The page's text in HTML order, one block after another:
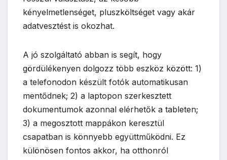
kényelmetlenséget, pluszköltséget vagy akár
adatvesztést is okozhat.
A jó szolgáltató abban is segít, hogy
gördülékenyen dolgozz több eszköz között: 1)
a telefonodon készült fotók automatikusan
mentődnek; 2) a laptopon szerkesztett
dokumentumok azonnal elérhetők a tableten;
3) a megosztott mappákon keresztül
csapatban is könnyebb együttműködni. Ez
különösen fontos akkor, ha otthonról